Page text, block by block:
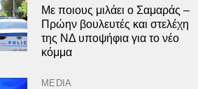
Με ποιους μιλάει ο Σαμαράς –
Πρώην βουλευτές και στελέχη
της ΝΔ υποψήφια για το νέο
κόμμα
MEDIA